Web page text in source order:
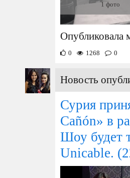
1 фото
Опубликовала
0 1268 0
Новость
Сурия
Cañón» в
Шоу будет
Unicable.